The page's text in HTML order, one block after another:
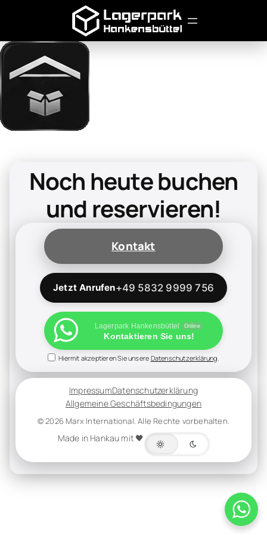
Noch heute buchen
und reservieren!
Kontakt
Jetzt Anrufen+49 5832 9999 756
Lagerpark Hankensbüttel Online
Kontaktieren Sie uns!
Hiermit akzeptieren Sie unsere Datenschutzerklärung.
ImpressumDatenschutzerklärung
Allgemeine Geschäftsbedingungen
© 2026 Marx International. Alle Rechte vorbehalten.
Made in Hankau mit 🖤